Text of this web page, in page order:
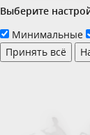
Выберите
Минимальные
Принять всё